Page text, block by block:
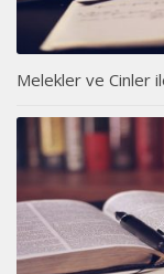
Melekler ve Cinler